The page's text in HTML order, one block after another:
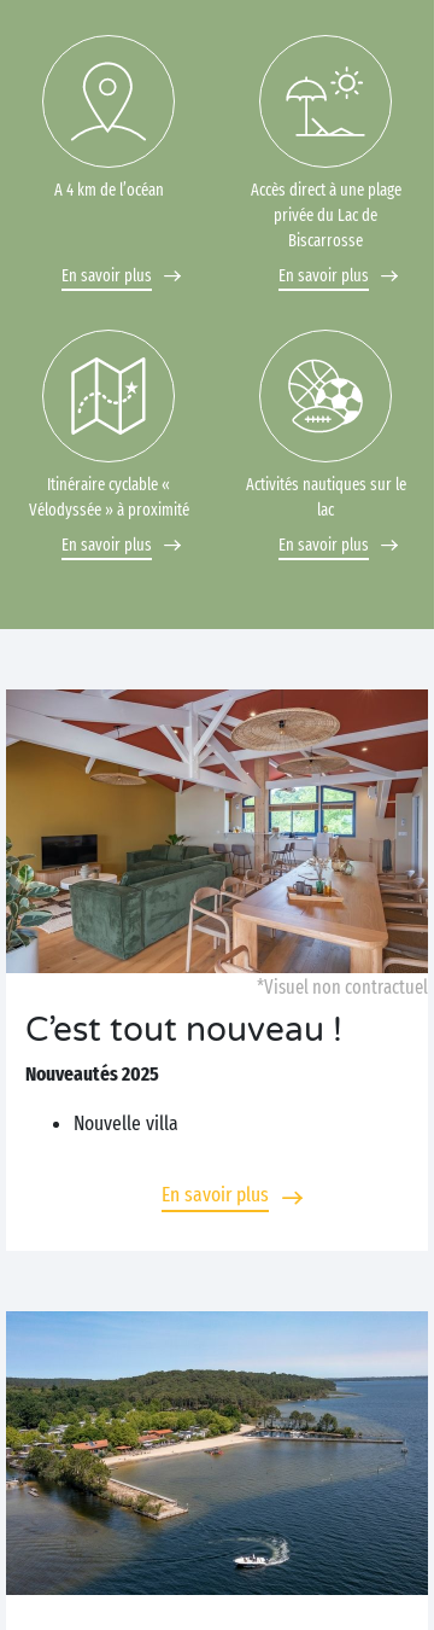
A 4 km de l’océan
En savoir plus
Accès direct à une plage
privée du Lac de
Biscarrosse
En savoir plus
Itinéraire cyclable «
Vélodyssée » à proximité
En savoir plus
Activités nautiques sur le
lac
En savoir plus
*Visuel non contractuel
C’est tout nouveau !
Nouveautés 2025
Nouvelle villa
En savoir plus